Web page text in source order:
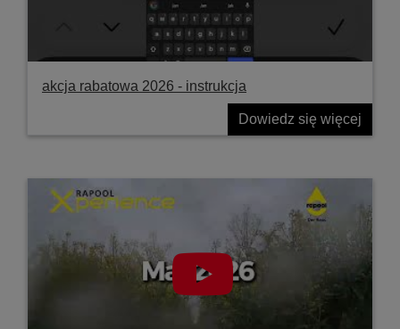
akcja rabatowa 2026 - instrukcja
Dowiedz się więcej